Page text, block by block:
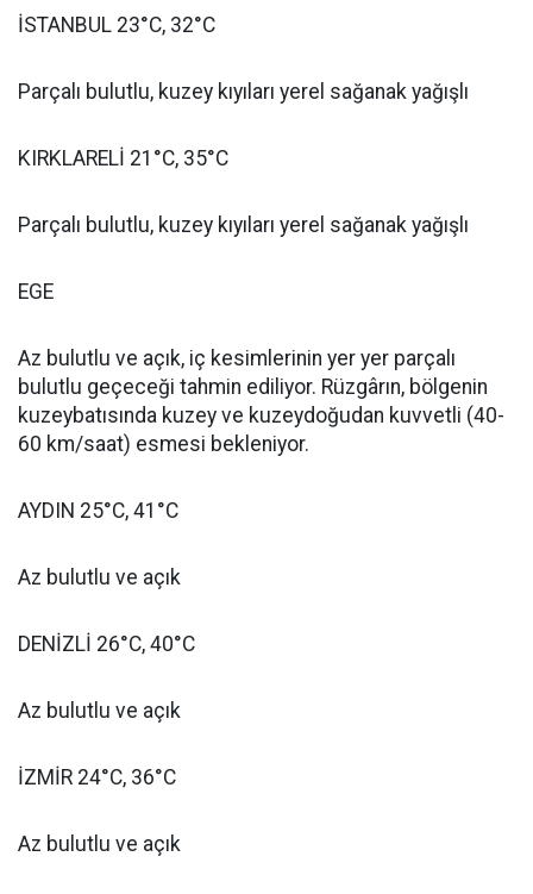
İSTANBUL 23°C, 32°C
Parçalı bulutlu, kuzey kıyıları yerel sağanak yağışlı
KIRKLARELİ 21°C, 35°C
Parçalı bulutlu, kuzey kıyıları yerel sağanak yağışlı
EGE
Az bulutlu ve açık, iç kesimlerinin yer yer parçalı
bulutlu geçeceği tahmin ediliyor. Rüzgârın, bölgenin
kuzeybatısında kuzey ve kuzeydoğudan kuvvetli (40-
60 km/saat) esmesi bekleniyor.
AYDIN 25°C, 41°C
Az bulutlu ve açık
DENİZLİ 26°C, 40°C
Az bulutlu ve açık
İZMİR 24°C, 36°C
Az bulutlu ve açık